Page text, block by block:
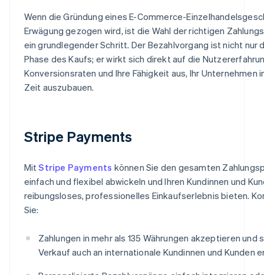
Wenn die Gründung eines E-Commerce-
Erwägung gezogen wird, ist die Wahl der richtigen
ein grundlegender Schritt. Der Bezahlvorgang ist nicht nur
Phase des Kaufs; er wirkt sich direkt auf die
Konversionsraten und Ihre Fähigkeit aus, Ihr Unternehmen
Zeit auszubauen.
Stripe Payments
MitStripe Payments können Sie den gesamten
einfach und flexibel abwickeln und Ihren Kundinnen und
reibungsloses, professionelles Einkaufserlebnis bieten.
Sie:
Zahlungen in mehr als 135 Währungen akzeptieren und
Verkauf auch an internationale Kundinnen und Kunden